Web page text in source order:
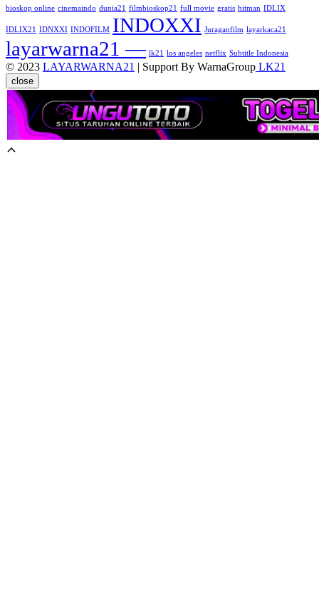
bioskop online cinemaindo dunia21 filmbioskop21 full movie gratis hitman IDLIX
IDLIX21 IDNXXI INDOFILM INDOXXI Juraganfilm layarkaca21
layarwarna21 — lk21 los angeles netflix Subtitle Indonesia
© 2023 LAYARWARNA21 | Support By WarnaGroup LK21
close